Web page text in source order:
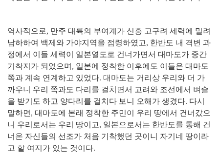
역사적으로, 만주 대륙의 부여계가 신흥 고구려 세력에 밀려
남하하여 백제와 가야지역을 점령하였고, 한반도 내 격변 과
정에서 이들 세력이 일본열도로 건너가면서 대마도가 중간
기착지가 되었으며 , 일본에 정착한 이후에도 이들은 대마도
쪽과 계속 연계하고 있었다. 대마도는 거리상 우리와 더 가
까우니 우리 쪽과도 다리를 걸치면서 고려와 조선에서 벼슬
을 받기도 하고 양다리를 걸치다 보니 오해가 생겼다. 다시
말하면 , 대마도에 본래 정착한 주민이 우리 땅에서 건너갔으
니 우리로서는 우리 땅이고, 일본으로서는 한반도를 통해 건
너온 자신들의 선조가 처음 기착했던 곳이니 자기네 땅이라
고 할 여지가 있는 것이다.